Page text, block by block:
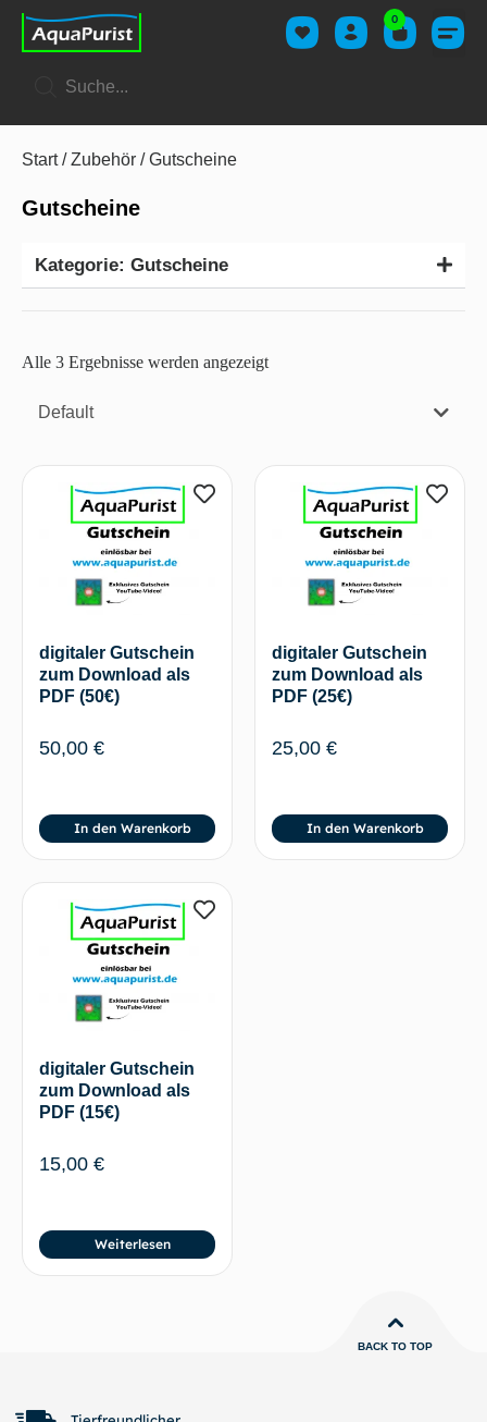
0
Start/Zubehör / Gutscheine
Gutscheine
Kategorie: Gutscheine
Alle 3 Ergebnisse werden angezeigt
Default
digitaler Gutschein
zum Download als
PDF (50€)
50,00 €
In den Warenkorb
digitaler Gutschein
zum Download als
PDF (25€)
25,00 €
In den Warenkorb
digitaler Gutschein
zum Download als
PDF (15€)
15,00 €
Weiterlesen
BACK TO TOP